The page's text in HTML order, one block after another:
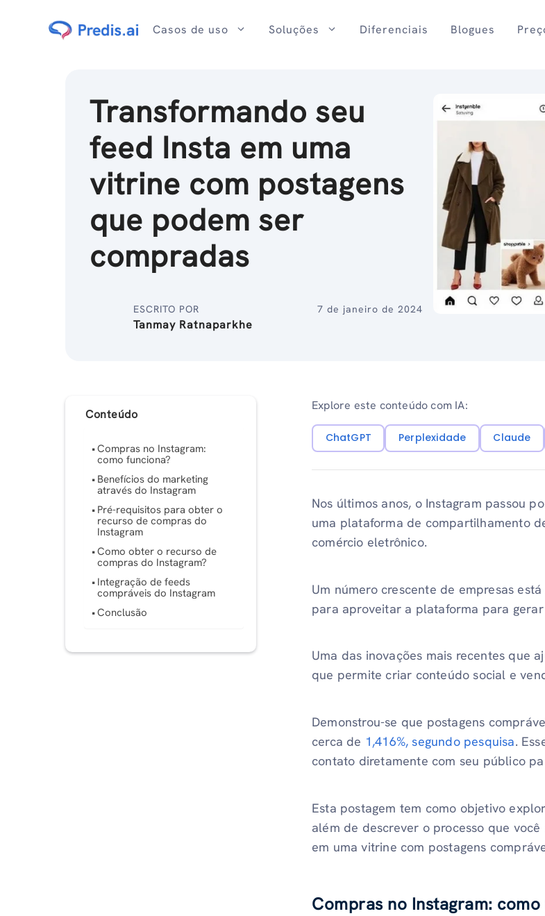
Casos de uso Soluções Diferenciais Blogues
Transformando seu
feed Insta em uma
vitrine com postagens
que podem ser
compradas
ESCRITO POR
Tanmay Ratnaparkhe
7 de janeiro de 2024
Conteúdo
Compras no Instagram:
como funciona?
Benefícios do marketing
através do Instagram
Pré-requisitos para obter o
recurso de compras do
Instagram
Como obter o recurso de
compras do Instagram?
Integração de feeds
compráveis ​​do Instagram
Conclusão
Explore este conteúdo com IA:
ChatGPT Perplexidade Claude
Nos últimos anos, o Instagram passou
uma plataforma de compartilhamento
comércio eletrônico.
Um número crescente de empresas
para aproveitar a plataforma para
Uma das inovações mais recentes que
que permite criar conteúdo social e
Demonstrou-se que postagens
cerca de 1,416%, segundo pesquisa.
contato diretamente com seu público
Esta postagem tem como objetivo
além de descrever o processo que
em uma vitrine com postagens
Compras no Instagram: como